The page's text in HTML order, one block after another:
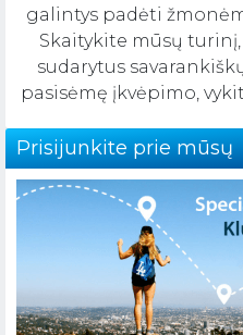
galintys padėti
Skaitykite mūsų
sudarytus
pasisėmę įkvėpimo,
Prisijunkite prie mūsų